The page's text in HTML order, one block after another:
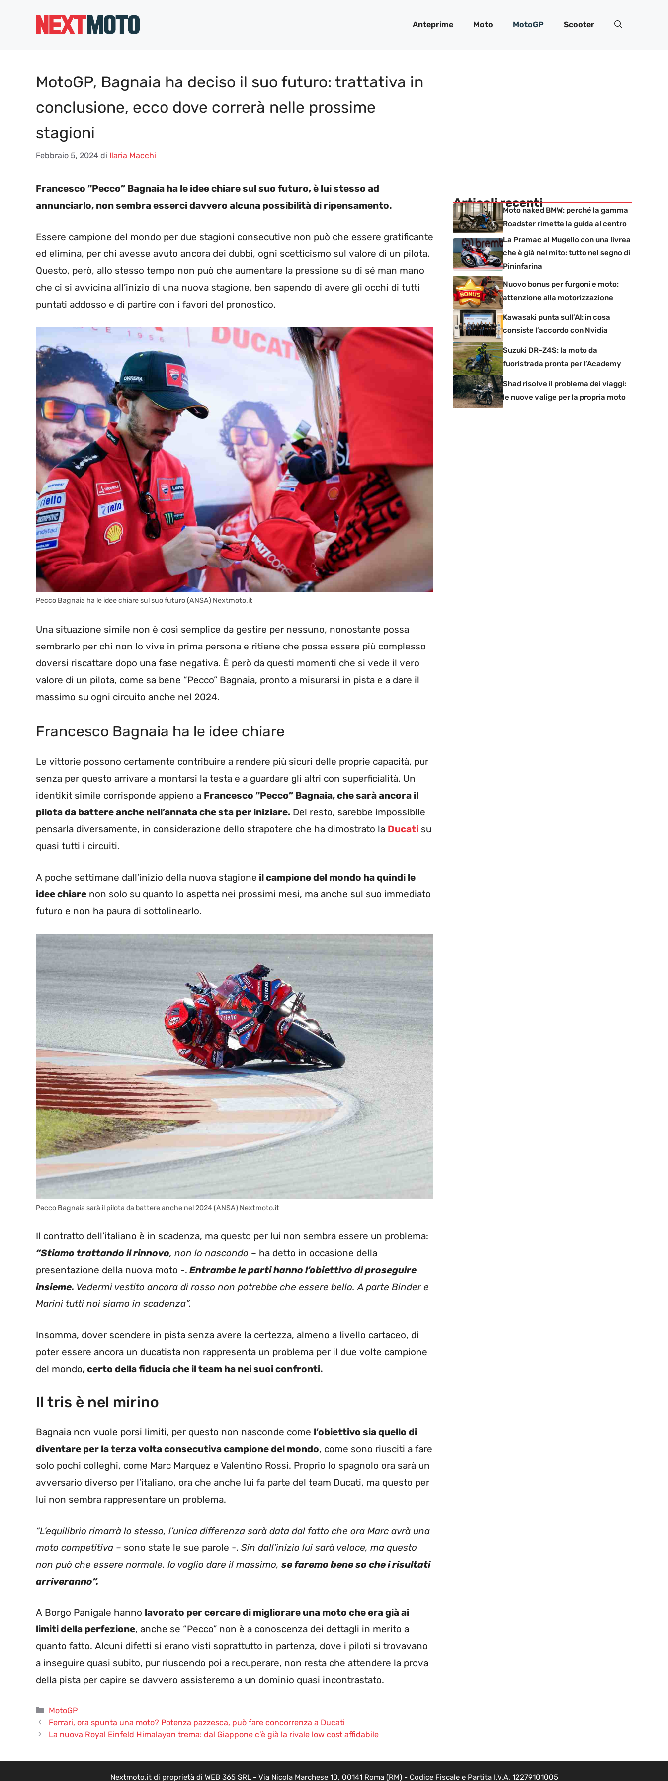
Anteprime Moto MotoGP Scooter
MotoGP, Bagnaia ha deciso il suo futuro: trattativa in
conclusione, ecco dove correrà nelle prossime
stagioni
Febbraio 5, 2024 di Ilaria Macchi
Francesco “Pecco” Bagnaia ha le idee chiare sul suo futuro, è lui stesso ad
annunciarlo, non sembra esserci davvero alcuna possibilità di ripensamento.
Essere campione del mondo per due stagioni consecutive non può che essere gratificante
ed elimina, per chi avesse avuto ancora dei dubbi, ogni scetticismo sul valore di un pilota.
Questo, però, allo stesso tempo non può che aumentare la pressione su di sé man mano
che ci si avvicina all’inizio di una nuova stagione, ben sapendo di avere gli occhi di tutti
puntati addosso e di partire con i favori del pronostico.
Pecco Bagnaia ha le idee chiare sul suo futuro (ANSA) Nextmoto.it
Una situazione simile non è così semplice da gestire per nessuno, nonostante possa
sembrarlo per chi non lo vive in prima persona e ritiene che possa essere più complesso
doversi riscattare dopo una fase negativa. È però da questi momenti che si vede il vero
valore di un pilota, come sa bene “Pecco” Bagnaia, pronto a misurarsi in pista e a dare il
massimo su ogni circuito anche nel 2024.
Francesco Bagnaia ha le idee chiare
Le vittorie possono certamente contribuire a rendere più sicuri delle proprie capacità, pur
senza per questo arrivare a montarsi la testa e a guardare gli altri con superficialità. Un
identikit simile corrisponde appieno a Francesco “Pecco” Bagnaia, che sarà ancora il
pilota da battere anche nell’annata che sta per iniziare. Del resto, sarebbe impossibile
pensarla diversamente, in considerazione dello strapotere che ha dimostrato la Ducati su
quasi tutti i circuiti.
A poche settimane dall’inizio della nuova stagione il campione del mondo ha quindi le
idee chiare non solo su quanto lo aspetta nei prossimi mesi, ma anche sul suo immediato
futuro e non ha paura di sottolinearlo.
Pecco Bagnaia sarà il pilota da battere anche nel 2024 (ANSA) Nextmoto.it
Il contratto dell’italiano è in scadenza, ma questo per lui non sembra essere un problema:
“Stiamo trattando il rinnovo, non lo nascondo – ha detto in occasione della
presentazione della nuova moto -. Entrambe le parti hanno l’obiettivo di proseguire
insieme. Vedermi vestito ancora di rosso non potrebbe che essere bello. A parte Binder e
Marini tutti noi siamo in scadenza”.
Insomma, dover scendere in pista senza avere la certezza, almeno a livello cartaceo, di
poter essere ancora un ducatista non rappresenta un problema per il due volte campione
del mondo, certo della fiducia che il team ha nei suoi confronti.
Il tris è nel mirino
Bagnaia non vuole porsi limiti, per questo non nasconde come l’obiettivo sia quello di
diventare per la terza volta consecutiva campione del mondo, come sono riusciti a fare
solo pochi colleghi, come Marc Marquez e Valentino Rossi. Proprio lo spagnolo ora sarà un
avversario diverso per l’italiano, ora che anche lui fa parte del team Ducati, ma questo per
lui non sembra rappresentare un problema.
“L’equilibrio rimarrà lo stesso, l’unica differenza sarà data dal fatto che ora Marc avrà una
moto competitiva – sono state le sue parole -. Sin dall’inizio lui sarà veloce, ma questo
non può che essere normale. Io voglio dare il massimo, se faremo bene so che i risultati
arriveranno”.
A Borgo Panigale hanno lavorato per cercare di migliorare una moto che era già ai
limiti della perfezione, anche se “Pecco” non è a conoscenza dei dettagli in merito a
quanto fatto. Alcuni difetti si erano visti soprattutto in partenza, dove i piloti si trovavano
a inseguire quasi subito, pur riuscendo poi a recuperare, non resta che attendere la prova
della pista per capire se davvero assisteremo a un dominio quasi incontrastato.
Categorie
MotoGP
Ferrari, ora spunta una moto? Potenza pazzesca, può fare concorrenza a Ducati
La nuova Royal Einfeld Himalayan trema: dal Giappone c’è già la rivale low cost affidabile
Articoli recenti
Moto naked BMW: perché la gamma
Roadster rimette la guida al centro
La Pramac al Mugello con una livrea
che è già nel mito: tutto nel segno di
Pininfarina
Nuovo bonus per furgoni e moto:
attenzione alla motorizzazione
Kawasaki punta sull’AI: in cosa
consiste l’accordo con Nvidia
Suzuki DR-Z4S: la moto da
fuoristrada pronta per l’Academy
Shad risolve il problema dei viaggi:
le nuove valige per la propria moto
Nextmoto.it di proprietà di WEB 365 SRL - Via Nicola Marchese 10, 00141 Roma (RM) - Codice Fiscale e Partita I.V.A. 12279101005